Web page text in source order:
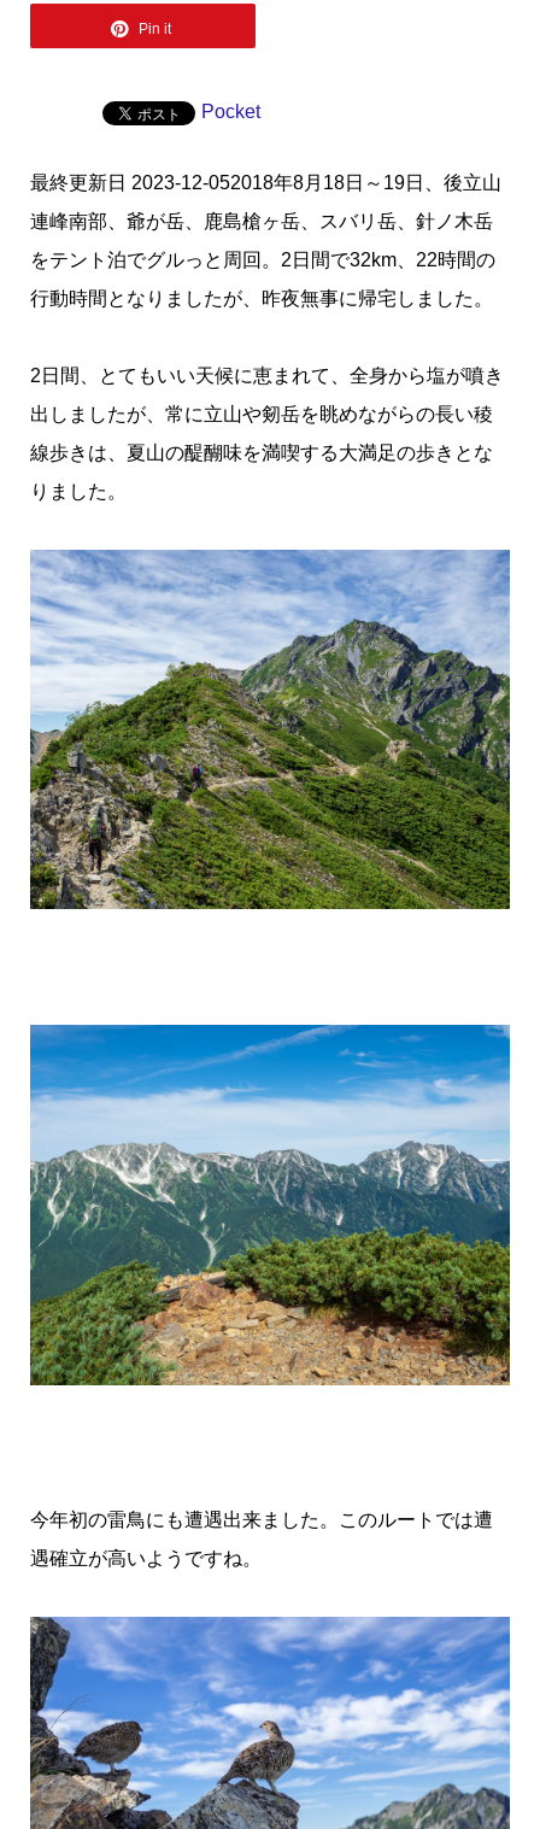
Pin it
Pocket
最終更新日 2023-12-052018年8月18日～19日、後立山
連峰南部、爺が岳、鹿島槍ヶ岳、スバリ岳、針ノ木岳
をテント泊でグルっと周回。2日間で32km、22時間の
行動時間となりましたが、昨夜無事に帰宅しました。
2日間、とてもいい天候に恵まれて、全身から塩が噴き
出しましたが、常に立山や剱岳を眺めながらの長い稜
線歩きは、夏山の醍醐味を満喫する大満足の歩きとな
りました。
今年初の雷鳥にも遭遇出来ました。このルートでは遭
遇確立が高いようですね。